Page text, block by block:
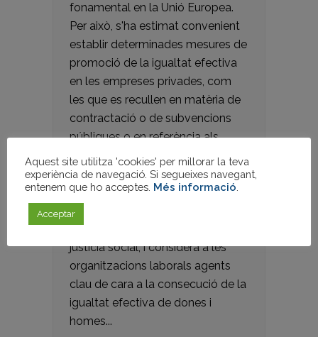
fonamental en la Unió Europea.
Per això, s'ha estimat convenient
establir determinades mesures de
promoció de la igualtat efectiva
en les empreses privades, com
les que es recullen en matèria de
contractació o de subvencions
públiques o en referència als
consells d'administració. Amb
aquest objectiu, la Llei Orgànica
3/2007, de 22 de març, per a la
igualtat efectiva de dones i
homes, incorpora un alt valor de
justícia social, i considera a les
organitzacions laborals agents
clau de cara a la consecució de la
igualtat efectiva de dones i
homes...
Aquest site utilitza 'cookies' per millorar la teva
experiència de navegació. Si segueixes navegant,
entenem que ho acceptes. Més informació
Acceptar